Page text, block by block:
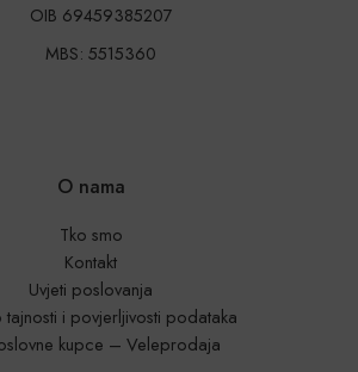
OIB 69459385207
MBS: 5515360
O nama
Tko smo
Kontakt
Uvjeti poslovanja
tajnosti i povjerljivosti podataka
kupce – Veleprodaja